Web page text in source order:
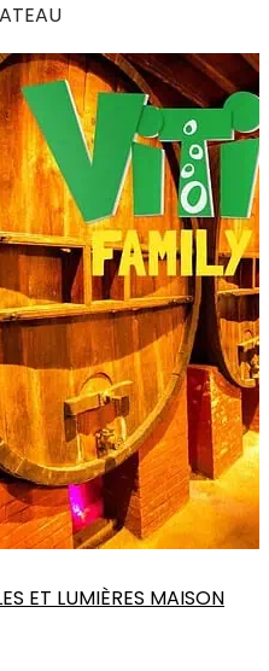
ET LUMIÈRES MAISON